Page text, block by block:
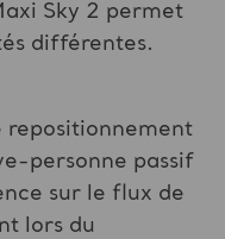
Sky 2 permet
différentes.
repositionnement
personne passif
sur le flux de
lors du